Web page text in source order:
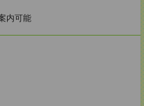
内可能